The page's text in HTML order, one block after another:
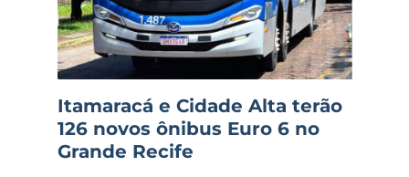
Itamaracá e Cidade Alta terão
126 novos ônibus Euro 6 no
Grande Recife